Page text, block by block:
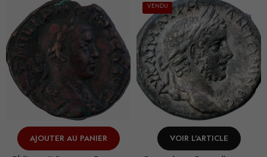
VENDU
VOIR L'ARTICLE
VENDU
VOIR L'ARTICLE